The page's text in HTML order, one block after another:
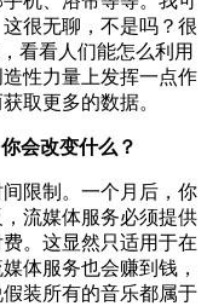
很无聊，不是吗？很
看看人们能怎么利用
性力量上发挥一点作
取更多的数据。
会改变什么？
限制。一个月后，你
流媒体服务必须提供
。这显然只适用于在
体服务也会赚到钱，
装所有的音乐都属于